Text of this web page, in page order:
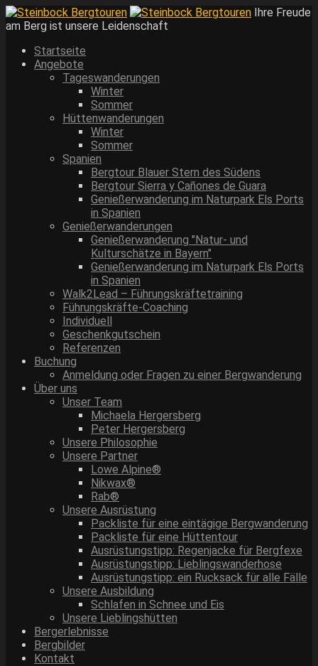
Ihre Freude
am Berg ist unsere Leidenschaft
Startseite
Angebote
Tageswanderungen
Winter
Sommer
Hüttenwanderungen
Winter
Sommer
Spanien
Bergtour Blauer Stern des Südens
Bergtour Sierra y Cañones de Guara
Genießerwanderung im Naturpark Els Ports
in Spanien
Genießerwanderungen
Genießerwanderung "Natur- und
Kulturschätze in Bayern"
Genießerwanderung im Naturpark Els Ports
in Spanien
Walk2Lead – Führungskräftetraining
Führungskräfte-Coaching
Individuell
Geschenkgutschein
Referenzen
Buchung
Anmeldung oder Fragen zu einer Bergwanderung
Über uns
Unser Team
Michaela Hergersberg
Peter Hergersberg
Unsere Philosophie
Unsere Partner
Lowe Alpine®
Nikwax®
Rab®
Unsere Ausrüstung
Packliste für eine eintägige Bergwanderung
Packliste für eine Hüttentour
Ausrüstungstipp: Regenjacke für Bergfexe
Ausrüstungstipp: Lieblingswanderhose
Ausrüstungstipp: ein Rucksack für alle Fälle
Unsere Ausbildung
Schlafen in Schnee und Eis
Unsere Lieblingshütten
Bergerlebnisse
Bergbilder
Kontakt